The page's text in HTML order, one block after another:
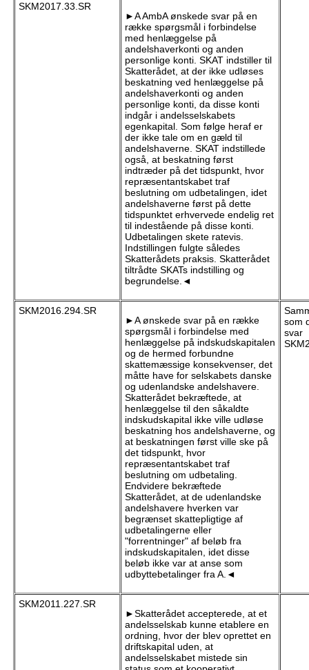
SKM2017.33.SR
►A AmbA ønskede svar på en
række spørgsmål i forbindelse
med henlæggelse på
andelshaverkonti og anden
personlige konti. SKAT indstiller til
Skatterådet, at der ikke udløses
beskatning ved henlæggelse på
andelshaverkonti og anden
personlige konti, da disse konti
indgår i andelsselskabets
egenkapital. Som følge heraf er
der ikke tale om en gæld til
andelshaverne. SKAT indstillede
også, at beskatning først
indtræder på det tidspunkt, hvor
repræsentantskabet traf
beslutning om udbetalingen, idet
andelshaverne først på dette
tidspunktet erhvervede endelig ret
til indestående på disse konti.
Udbetalingen skete ratevis.
Indstillingen fulgte således
Skatterådets praksis. Skatterådet
tiltrådte SKATs indstilling og
begrundelse.◄
SKM2016.294.SR
►A ønskede svar på en række
spørgsmål i forbindelse med
henlæggelse på indskudskapitalen
og de hermed forbundne
skattemæssige konsekvenser, det
måtte have for selskabets danske
og udenlandske andelshavere.
Skatterådet bekræftede, at
henlæggelse til den såkaldte
indskudskapital ikke ville udløse
beskatning hos andelshaverne, og
at beskatningen først ville ske på
det tidspunkt, hvor
repræsentantskabet traf
beslutning om udbetaling.
Endvidere bekræftede
Skatterådet, at de udenlandske
andelshavere hverken var
begrænset skattepligtige af
udbetalingerne eller
"forrentninger" af beløb fra
indskudskapitalen, idet disse
beløb ikke var at anse som
udbyttebetalinger fra A.◄
som
svar
SKM2011.227.SR
►Skatterådet accepterede, at et
andelsselskab kunne etablere en
ordning, hvor der blev oprettet en
driftskapital uden, at
andelsselskabet mistede sin